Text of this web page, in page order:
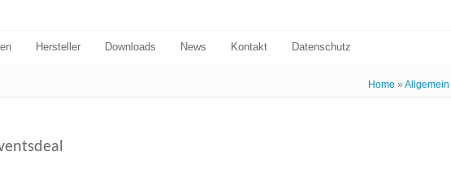
Hersteller Downloads News Kontakt Datenschutz
Home » Allgemein